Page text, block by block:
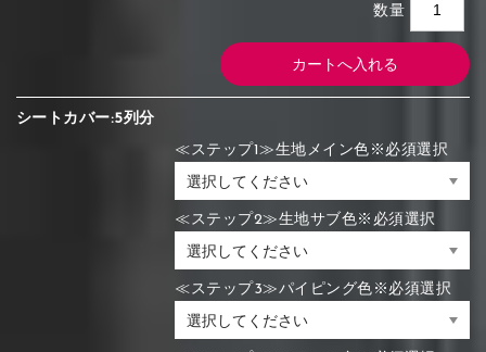
数量
シートカバー:5列分
≪ステップ1≫生地メイン色※必須選択
≪ステップ2≫生地サブ色※必須選択
≪ステップ3≫パイピング色※必須選択